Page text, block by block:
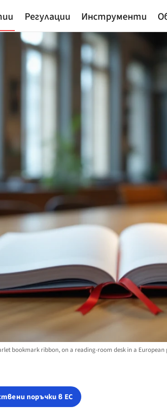
Регулации Инструменти
bookmark ribbon, on a reading-room desk in a
поръчки в ЕС